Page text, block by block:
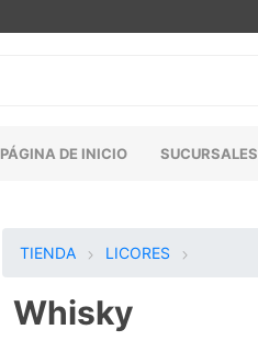
PÁGINA DE INICIO SUCURSALES
TIENDA LICORES
Whisky